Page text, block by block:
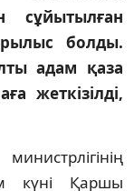
сұйытылған
болды.
адам қаза
жеткізілді,
күні Қаршы